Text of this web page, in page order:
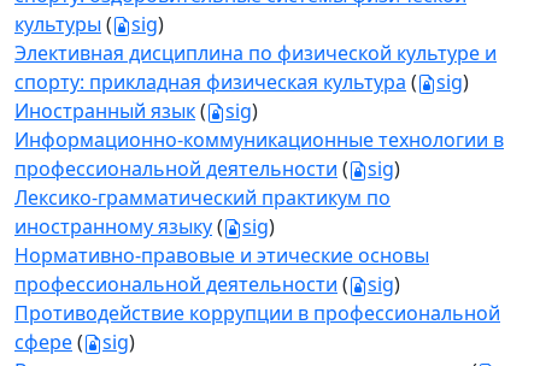
культуры ( sig)
Элективная дисциплина по физической культуре и
спорту: прикладная физическая культура ( sig)
Иностранный язык( sig)
Информационно-коммуникационные технологии в
профессиональной деятельности ( sig)
Лексико-грамматический практикум по
иностранному языку( sig)
Нормативно-правовые и этические основы
профессиональной деятельности ( sig)
Противодействие коррупции в профессиональной
сфере( sig)